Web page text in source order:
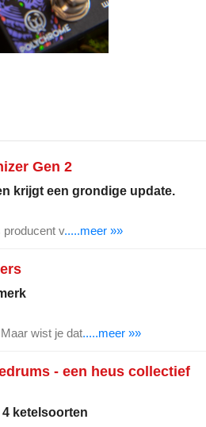
Gen 2
krijgt een grondige update.
producent v.....meer »»
wist je dat.....meer »»
- een heus collectief
4 ketelsoorten